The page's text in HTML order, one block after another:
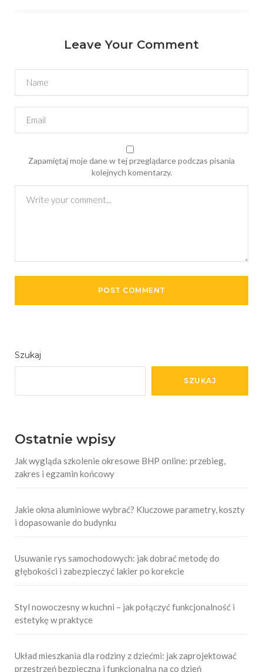
Leave Your Comment
Zapamiętaj moje dane w tej przeglądarce podczas pisania
kolejnych komentarzy.
Szukaj
SZUKAJ
Ostatnie wpisy
Jak wygląda szkolenie okresowe BHP online: przebieg,
zakres i egzamin końcowy
Jakie okna aluminiowe wybrać? Kluczowe parametry, koszty
i dopasowanie do budynku
Usuwanie rys samochodowych: jak dobrać metodę do
głębokości i zabezpieczyć lakier po korekcie
Styl nowoczesny w kuchni – jak połączyć funkcjonalność i
estetykę w praktyce
Układ mieszkania dla rodziny z dziećmi: jak zaprojektować
przestrzeń bezpieczną i funkcjonalną na co dzień